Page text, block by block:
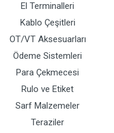
El Terminalleri
Kablo Çeşitleri
OT/VT Aksesuarları
Ödeme Sistemleri
Para Çekmecesi
Rulo ve Etiket
Sarf Malzemeler
Teraziler